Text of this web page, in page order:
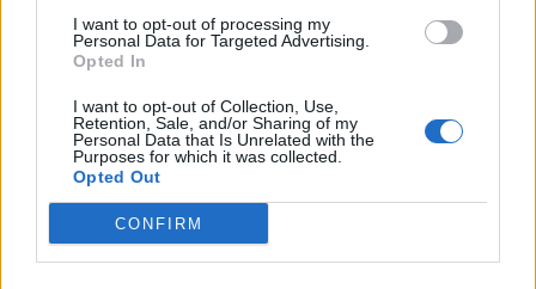
I want to opt-out of processing my
Personal Data for Targeted Advertising.
Opted In
I want to opt-out of Collection, Use,
Retention, Sale, and/or Sharing of my
Personal Data that Is Unrelated with the
Purposes for which it was collected.
Opted Out
CONFIRM